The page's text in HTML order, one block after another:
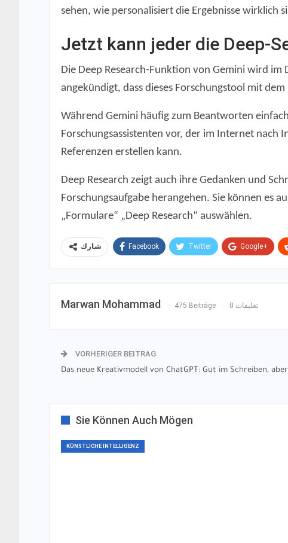
sehen, wie personalisiert die Ergebnisse wirklich
Jetzt kann jeder die Deep-
Die Deep Research-Funktion von Gemini wird
angekündigt, dass dieses Forschungstool mit
Während Gemini häufig zum Beantworten
Forschungsassistenten vor, der im Internet
Referenzen erstellen kann.
Deep Research zeigt auch ihre Gedanken und
Forschungsaufgabe herangehen. Sie können es
„Formulare“ „Deep Research“ auswählen.
شارك Facebook Twitter Google+
Marwan Mohammad 475 Beiträge 0 تعليقات
VORHERIGER BEITRAG
Das neue Kreativmodell von ChatGPT: Gut im Schreiben,
Sie Können Auch Mögen
KÜNSTLICHE INTELLIGENZ